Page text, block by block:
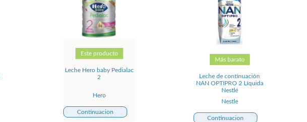
Este producto
Leche Hero baby Pedialac
2
Hero
Continuacion
Más barato
Leche de continuación
NAN OPTIPRO 2 Líquida
Nestlé
Nestle
Continuacion